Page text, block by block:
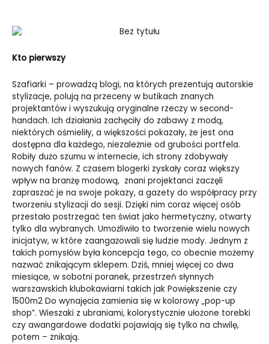
Kto pierwszy
Szafiarki – prowadzą blogi, na których prezentują autorskie
stylizacje, polują na przeceny w butikach znanych
projektantów i wyszukują oryginalne rzeczy w second-
handach. Ich działania zachęciły do zabawy z modą,
niektórych ośmieliły, a większości pokazały, że jest ona
dostępna dla każdego, niezależnie od grubości portfela.
Robiły dużo szumu w internecie, ich strony zdobywały
nowych fanów. Z czasem blogerki zyskały coraz większy
wpływ na branżę modową, znani projektanci zaczęli
zapraszać je na swoje pokazy, a gazety do współpracy przy
tworzeniu stylizacji do sesji. Dzięki nim coraz więcej osób
przestało postrzegać ten świat jako hermetyczny, otwarty
tylko dla wybranych. Umożliwiło to tworzenie wielu nowych
inicjatyw, w które zaangażowali się ludzie mody. Jednym z
takich pomysłów była koncepcja tego, co obecnie możemy
nazwać znikającym sklepem. Dziś, mniej więcej co dwa
miesiące, w sobotni poranek, przestrzeń słynnych
warszawskich klubokawiarni takich jak Powiększenie czy
1500m2 Do wynajęcia zamienia się w kolorowy „pop-up
shop”. Wieszaki z ubraniami, kolorystycznie ułożone torebki
czy awangardowe dodatki pojawiają się tylko na chwilę,
potem – znikają.